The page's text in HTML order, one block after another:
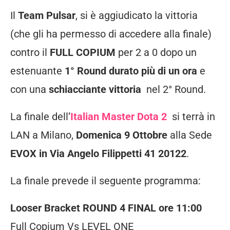
Il Team Pulsar, si è aggiudicato la vittoria
(che gli ha permesso di accedere alla finale)
contro il FULL COPIUM per 2 a 0 dopo un
estenuante 1° Round durato più di un ora e
con una schiacciante vittoria nel 2° Round.
La finale dell’Italian Master Dota 2 si terrà in
LAN a Milano, Domenica 9 Ottobre alla Sede
EVOX in Via Angelo Filippetti 41 20122.
La finale prevede il seguente programma:
Looser Bracket ROUND 4 FINAL ore 11:00
Full Copium Vs LEVEL ONE